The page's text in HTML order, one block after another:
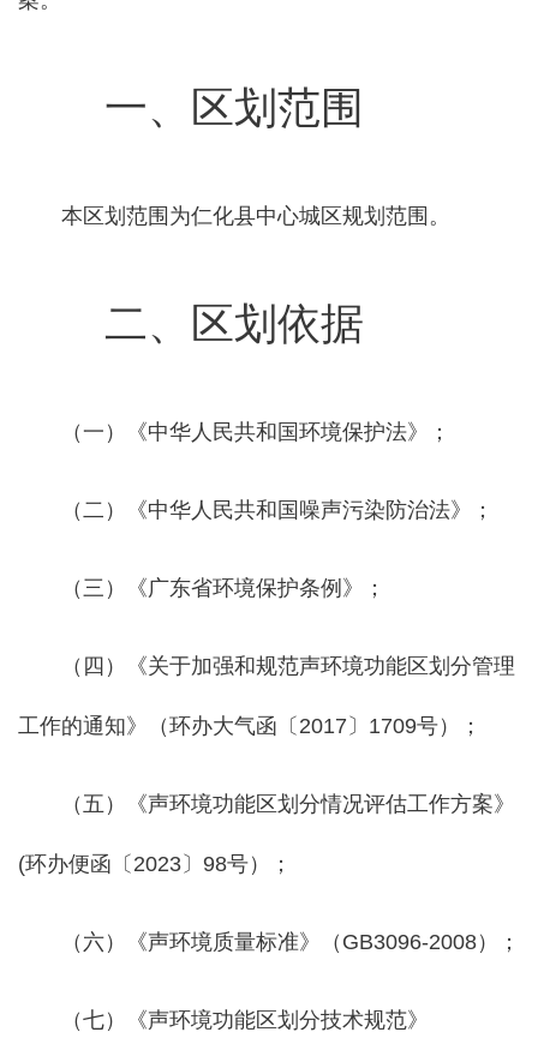
一、区划范围
本区划范围为仁化县中心城区规划范围。
二、区划依据
（一）《中华人民共和国环境保护法》；
（二）《中华人民共和国噪声污染防治法》；
（三）《广东省环境保护条例》；
（四）《关于加强和规范声环境功能区划分管理
工作的通知》（环办大气函〔2017〕1709号）；
（五）《声环境功能区划分情况评估工作方案》
(环办便函〔2023〕98号）；
（六）《声环境质量标准》（GB3096-2008）；
（七）《声环境功能区划分技术规范》